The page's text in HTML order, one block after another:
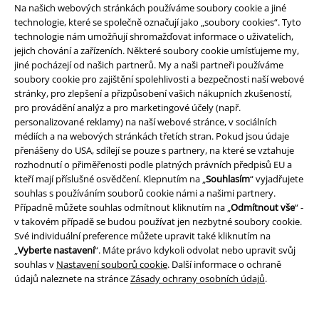
Na našich webových stránkách používáme soubory cookie a jiné
technologie, které se společně označují jako „soubory cookies“. Tyto
technologie nám umožňují shromažďovat informace o uživatelích,
jejich chování a zařízeních. Některé soubory cookie umísťujeme my,
jiné pocházejí od našich partnerů. My a naši partneři používáme
soubory cookie pro zajištění spolehlivosti a bezpečnosti naší webové
stránky, pro zlepšení a přizpůsobení vašich nákupních zkušeností,
pro provádění analýz a pro marketingové účely (např.
personalizované reklamy) na naší webové stránce, v sociálních
médiích a na webových stránkách třetích stran. Pokud jsou údaje
přenášeny do USA, sdílejí se pouze s partnery, na které se vztahuje
rozhodnutí o přiměřenosti podle platných právních předpisů EU a
kteří mají příslušné osvědčení. Klepnutím na „Souhlasím“ vyjadřujete
souhlas s používáním souborů cookie námi a našimi partnery.
Případně můžete souhlas odmítnout kliknutím na „Odmítnout vše“ -
v takovém případě se budou používat jen nezbytné soubory cookie.
Své individuální preference můžete upravit také kliknutím na
„Vyberte nastavení“. Máte právo kdykoli odvolat nebo upravit svůj
souhlas v Nastavení souborů cookie. Další informace o ochraně
údajů naleznete na stránceZásady ochrany osobních údajů.
Právní informace
Podmínky
Prohlášení
Ochrana osobních údajů
Likvidace odpadu a ochrana životního prostředí
Prohlášení o shodě